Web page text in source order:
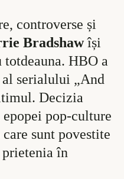
controverse și
Bradshawîși
HBO a
serialului „And
Decizia
pop-culture
sunt povestite
în